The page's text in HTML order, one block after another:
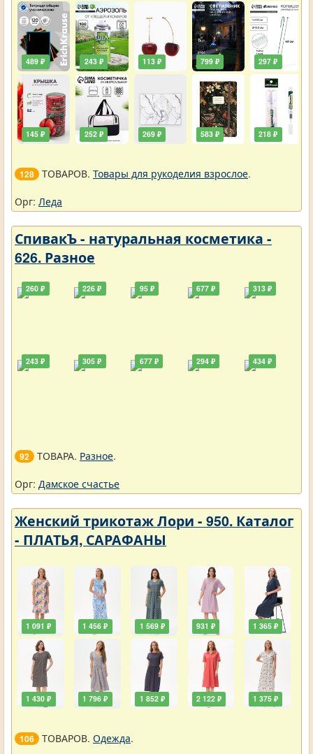
489 ₽
145 ₽
243 ₽
252 ₽
113 ₽
269 ₽
799 ₽
583 ₽
297 ₽
218 ₽
128 ТОВАРОВ. Товары для рукоделия взрослое.
Орг: Леда
СпивакЪ - натуральная косметика -
626. Разное
260 ₽
243 ₽
226 ₽
305 ₽
95 ₽
677 ₽
677 ₽
294 ₽
313 ₽
434 ₽
92 ТОВАРА. Разное.
Орг: Дамское счастье
Женский трикотаж Лори - 950. Каталог
- ПЛАТЬЯ, САРАФАНЫ
1 091 ₽
1 430 ₽
1 456 ₽
1 796 ₽
1 569 ₽
1 852 ₽
931 ₽
2 122 ₽
1 365 ₽
1 375 ₽
106 ТОВАРОВ. Одежда.